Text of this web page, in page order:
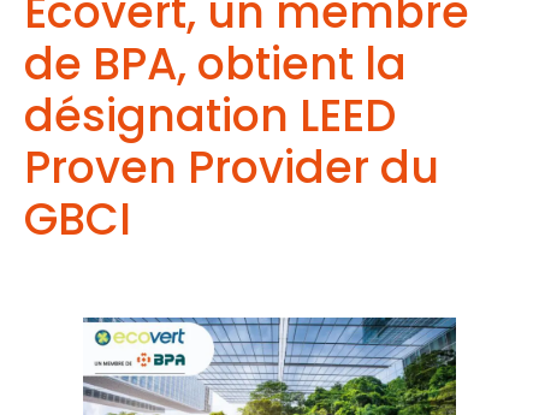
Ecovert, un membre
de BPA, obtient la
désignation LEED
Proven Provider du
GBCI